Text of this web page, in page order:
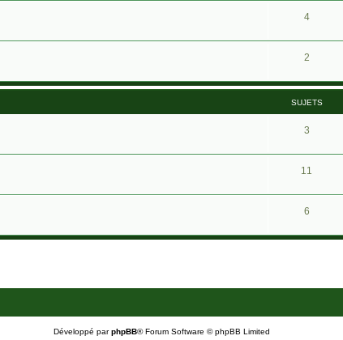
4
2
SUJETS
3
11
6
Développé parphpBB® Forum Software © phpBB Limited